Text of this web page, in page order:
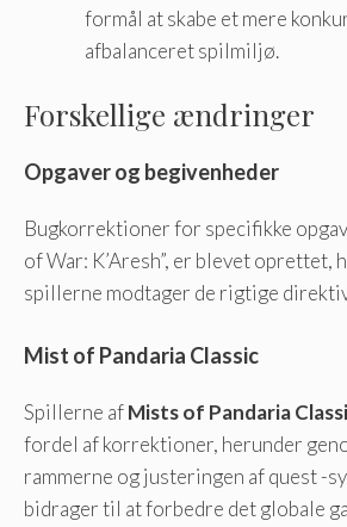
formål at skabe et mere
afbalanceret spilmiljø.
Forskellige ændringer
Opgaver og begivenheder
Bugkorrektioner for specifikke
of War: K’Aresh”, er blevet oprettet,
spillerne modtager de rigtige
Mist of Pandaria Classic
Spillerne afMists of Pandaria
fordel af korrektioner, herunder
rammerne og justeringen af quest -
bidrager til at forbedre det globale